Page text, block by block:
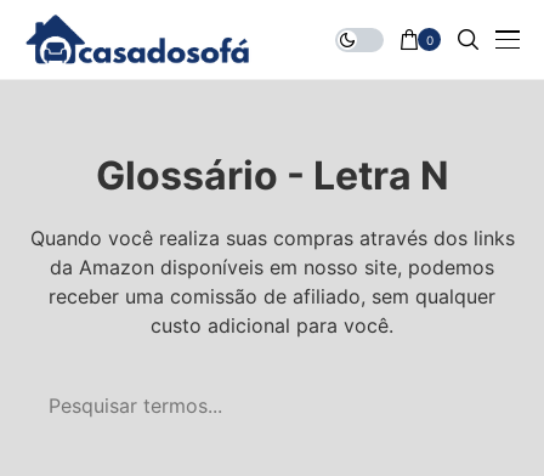
0
Glossário - Letra N
Quando você realiza suas compras através dos links
da Amazon disponíveis em nosso site, podemos
receber uma comissão de afiliado, sem qualquer
custo adicional para você.